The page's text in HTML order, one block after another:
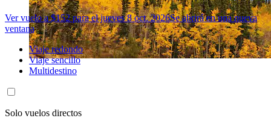
Ver vuelo a $152 para el jueves 8 oct. 2026Se abrirá en una nueva
ventana
Viaje redondo
Viaje sencillo
Multidestino
Solo vuelos directos